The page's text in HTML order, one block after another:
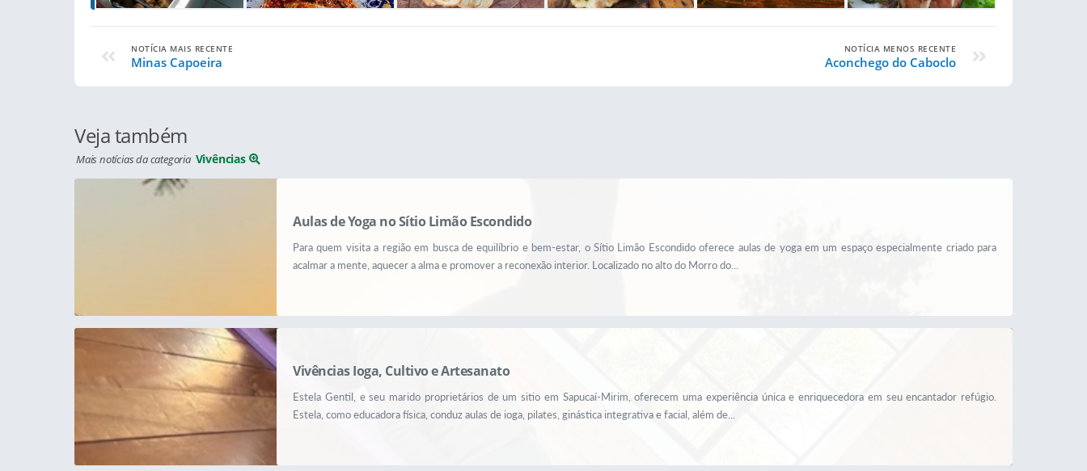
NOTÍCIA MAIS RECENTE
Minas Capoeira
NOTÍCIA MENOS RECENTE
Aconchego do Caboclo
Veja também
Mais notícias da categoria Vivências
Aulas de Yoga no Sítio Limão Escondido
Para quem visita a região em busca de equilíbrio e bem-estar, o Sítio Limão Escondido oferece aulas de yoga em um espaço especialmente criado para
acalmar a mente, aquecer a alma e promover a reconexão interior. Localizado no alto do Morro do...
Vivências Ioga, Cultivo e Artesanato
Estela Gentil, e seu marido proprietários de um sitio em Sapucaí-Mirim, oferecem uma experiência única e enriquecedora em seu encantador refúgio.
Estela, como educadora física, conduz aulas de ioga, pilates, ginástica integrativa e facial, além de...